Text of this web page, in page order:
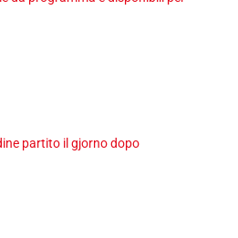
partito il gjorno dopo